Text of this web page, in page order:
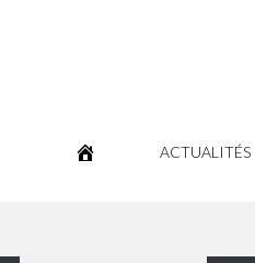
ACTUALITÉS